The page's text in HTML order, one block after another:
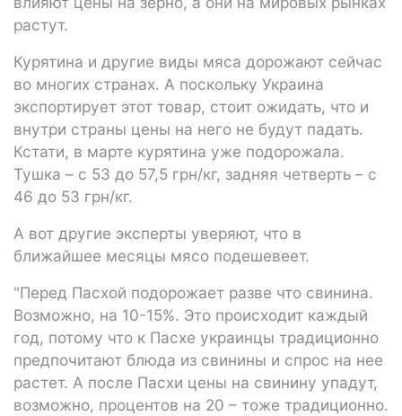
растут.
Курятина и другие виды мяса дорожают сейчас
во многих странах. А поскольку Украина
экспортирует этот товар, стоит ожидать, что и
внутри страны цены на него не будут падать.
Кстати, в марте курятина уже подорожала.
Тушка – с 53 до 57,5 грн/кг, задняя четверть – с
46 до 53 грн/кг.
А вот другие эксперты уверяют, что в
ближайшее месяцы мясо подешевеет.
"Перед Пасхой подорожает разве что свинина.
Возможно, на 10-15%. Это происходит каждый
год, потому что к Пасхе украинцы традиционно
предпочитают блюда из свинины и спрос на нее
растет. А после Пасхи цены на свинину упадут,
возможно, процентов на 20 – тоже традиционно.